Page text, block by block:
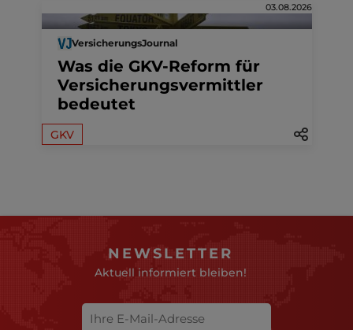
03.08.2026
VersicherungsJournal
Was die GKV-Reform für
Versicherungsvermittler
bedeutet
GKV
NEWSLETTER
Aktuell informiert bleiben!